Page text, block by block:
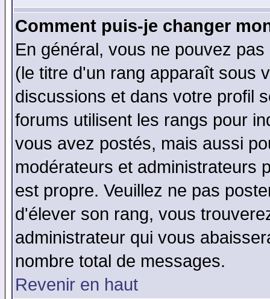
Comment puis-je changer
En général, vous ne pouvez
(le titre d'un rang apparaît sous
discussions et dans votre profil
forums utilisent les rangs pour
vous avez postés, mais aussi
modérateurs et administrateurs
est propre. Veuillez ne pas
d'élever son rang, vous
administrateur qui vous
nombre total de messages.
Revenir en haut